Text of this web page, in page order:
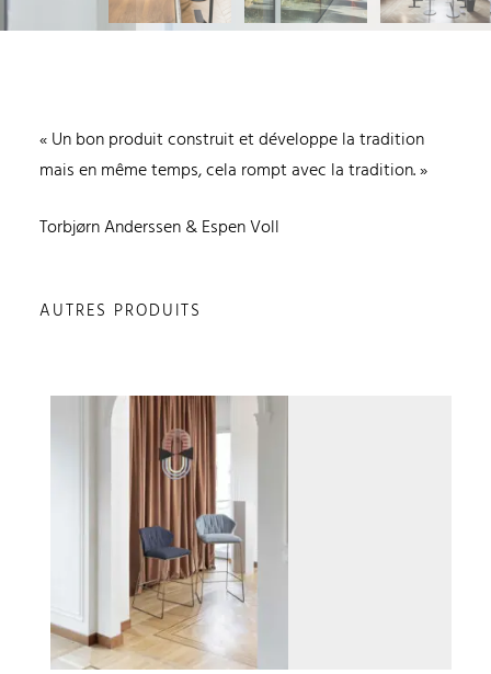
« Un bon produit construit et développe la tradition
mais en même temps, cela rompt avec la tradition. »
Torbjørn Anderssen & Espen Voll
AUTRES PRODUITS